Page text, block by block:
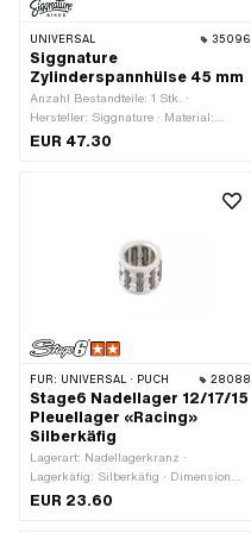
UNIVERSAL 35096
Siggnature
Zylinderspannhülse 45 mm
Anzahl Bestandteile: 1 Stk. ·
Hersteller: Siggnature · Material:
Aluminium · Oberfläche: eloxiert ·
Anwendungsbereich: Spezialwerkzeug
EUR 47.30
FÜR: UNIVERSAL · PUCH 28088
Stage6 Nadellager 12/17/15
Pleuellager «Racing»
Silberkäfig
Lagerart: Nadellagerkranz ·
Lagerkäfig: Silberkäfig · Dimension
Nadellager: 12/17 x 15 · Ø innen: 12
EUR 23.60